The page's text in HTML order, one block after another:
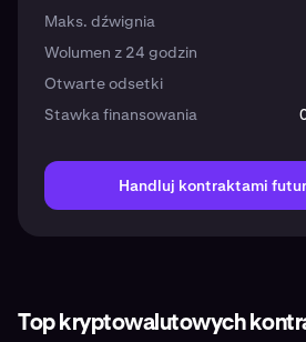
Maks. dźwignia
Wolumen z 24 godzin
Otwarte odsetki
Stawka finansowania
Handluj kontraktami
Top kryptowalutowych